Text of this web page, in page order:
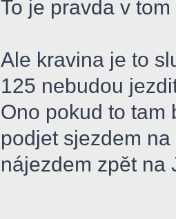
To je pravda v
Ale kravina je to
125 nebudou
Ono pokud to tam
podjet sjezdem
nájezdem zpět na